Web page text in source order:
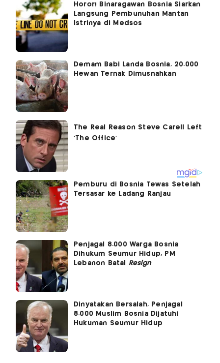
Horor! Binaragawan Bosnia Siarkan
Langsung Pembunuhan Mantan
Istrinya di Medsos
Demam Babi Landa Bosnia, 20.000
Hewan Ternak Dimusnahkan
Pemburu di Bosnia Tewas Setelah
Tersasar ke Ladang Ranjau
Penjagal 8.000 Warga Bosnia
Dihukum Seumur Hidup, PM
Lebanon Batal Resign
Dinyatakan Bersalah, Penjagal
8.000 Muslim Bosnia Dijatuhi
Hukuman Seumur Hidup